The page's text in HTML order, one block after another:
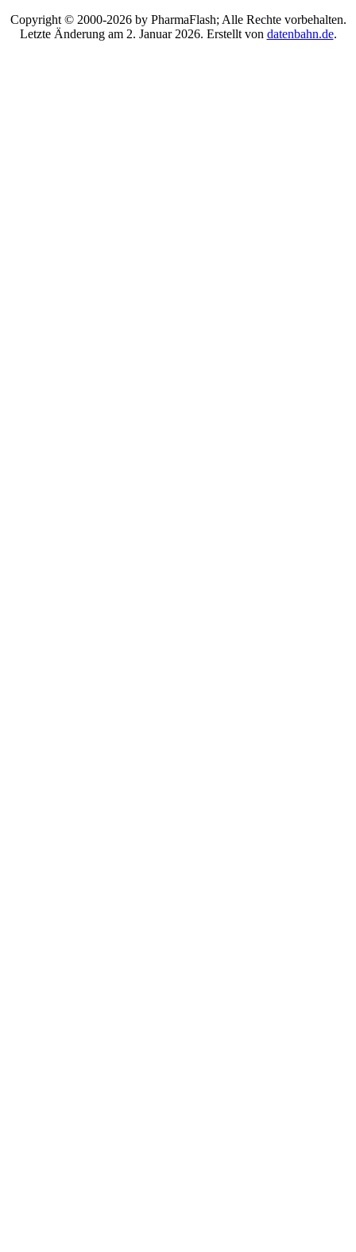
Copyright © 2000-2026 by PharmaFlash; Alle Rechte vorbehalten.
Letzte Änderung am 2. Januar 2026. Erstellt von datenbahn.de.